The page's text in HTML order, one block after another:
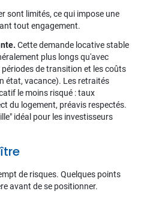
sont limités, ce qui impose une
tout engagement.
Cette demande locative stable
plus longs qu'avec
de transition et les coûts
état, vacance). Les retraités
le moins risqué : taux
du logement, préavis respectés.
idéal pour les investisseurs
de risques. Quelques points
avant de se positionner.